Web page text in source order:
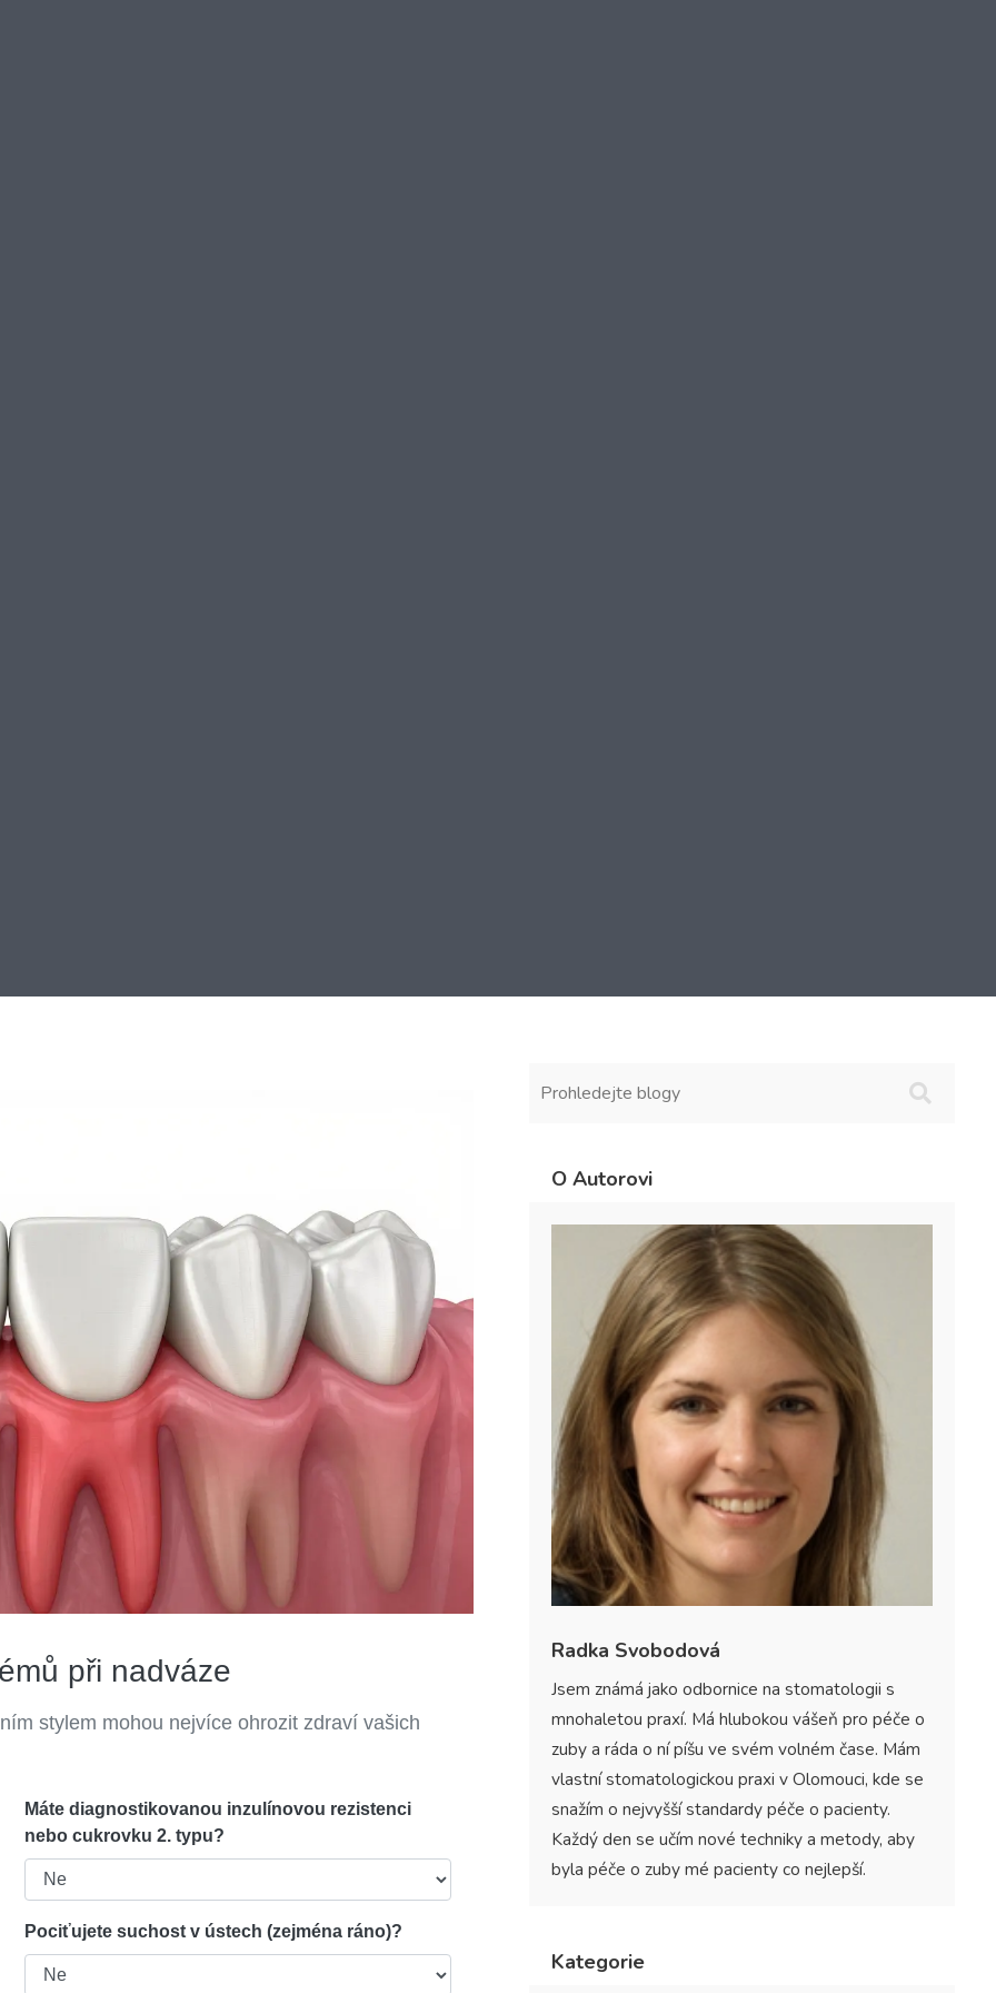
při nadváze
stylem mohou nejvíce ohrozit zdraví vašich
Máte diagnostikovanou inzulínovou rezistenci
nebo cukrovku 2. typu?
Pociťujete suchost v ústech (zejména ráno)?
O Autorovi
Radka Svobodová
Jsem známá jako odbornice na stomatologii s
mnohaletou praxí. Má hlubokou vášeň pro péče o
zuby a ráda o ní píšu ve svém volném čase. Mám
vlastní stomatologickou praxi v Olomouci, kde se
snažím o nejvyšší standardy péče o pacienty.
Každý den se učím nové techniky a metody, aby
byla péče o zuby mé pacienty co nejlepší.
Kategorie